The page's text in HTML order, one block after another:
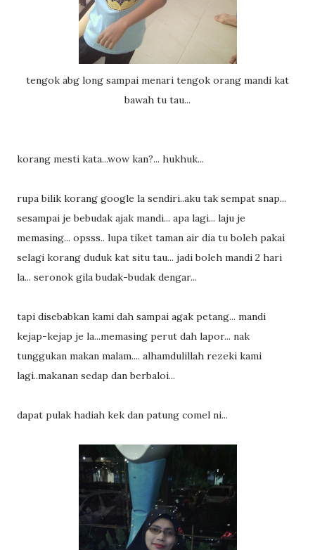
tengok abg long sampai menari tengok orang mandi kat
bawah tu tau...
korang mesti kata...wow kan?... hukhuk...
rupa bilik korang google la sendiri..aku tak sempat snap...
sesampai je bebudak ajak mandi... apa lagi... laju je
memasing... opsss.. lupa tiket taman air dia tu boleh pakai
selagi korang duduk kat situ tau... jadi boleh mandi 2 hari
la... seronok gila budak-budak dengar...
tapi disebabkan kami dah sampai agak petang... mandi
kejap-kejap je la...memasing perut dah lapor... nak
tunggukan makan malam.... alhamdulillah rezeki kami
lagi..makanan sedap dan berbaloi...
dapat pulak hadiah kek dan patung comel ni...